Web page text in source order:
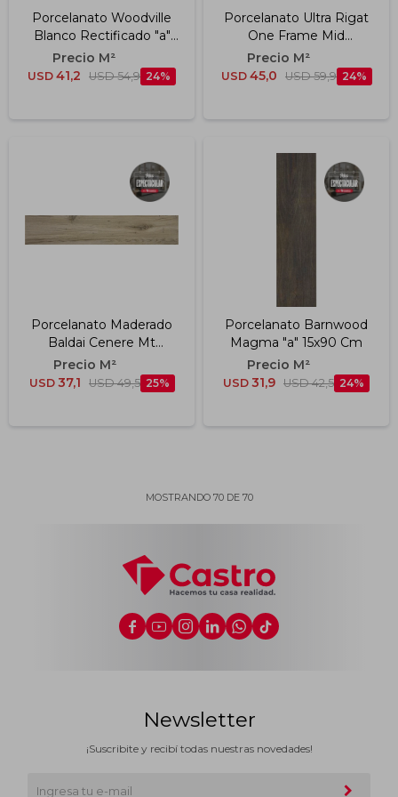
Porcelanato Woodville
Blanco Rectificado "a"
30x150 Cm
USD 41,2 USD 54,9 24
Porcelanato Ultra Rigat
One Frame Mid
Rectificado "a" 60x120
Cm
USD 45,0 USD 59,9 24
Porcelanato Maderado
Baldai Cenere Mt
Rectificado "a" 23x120
Cm
USD 37,1 USD 49,5 25
Porcelanato Barnwood
Magma "a" 15x90 Cm
USD 31,9 USD 42,5 24
MOSTRANDO 70DE 70
     
Newsletter
¡Suscribite y recibí todas nuestras novedades!